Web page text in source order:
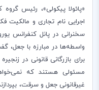
«پائولا پیکولی»، رئیس
اجرایی نام تجاری و
سخنرانی در پانل کنفرانس
واسطه‌ها در مبارزه با جعل،
برای بازرگانی قانونی در
مسئولی هستند که
غیرقانونی جعل و سرقت،